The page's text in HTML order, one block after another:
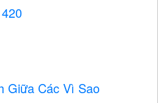
Giữa Các Vì Sao